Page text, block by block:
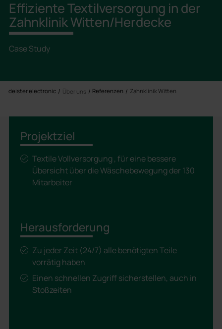
Effiziente Textilversorgung in der
Zahnklinik Witten/Herdecke
Case Study
deister electronic Über uns Referenzen Zahnklinik Witten
Projektziel
Textile Vollversorgung , für eine bessere
Übersicht über die Wäschebewegung der 130
Mitarbeiter
Herausforderung
Zu jeder Zeit (24/7) alle benötigten Teile
vorrätig haben
Einen schnellen Zugriff sicherstellen, auch in
Stoßzeiten